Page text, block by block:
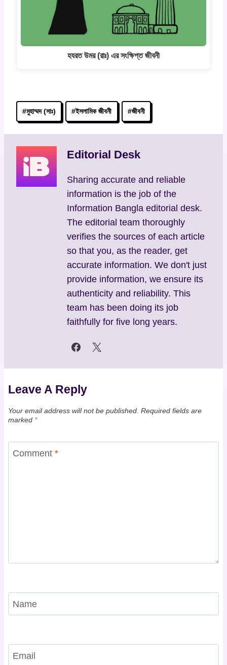
হযরত উমর (রাঃ) এর সংক্ষিপ্ত জীবনী
Post
Tags:
#মুহাম্মদ (সাঃ) #ইসলামিক জীবনী #জীবনী
Editorial Desk
Sharing accurate and reliable
information is the job of the
Information Bangla editorial desk.
The editorial team thoroughly
verifies the sources of each article
so that you, as the reader, get
accurate information. We don't just
provide information, we ensure its
authenticity and reliability. This
team has been doing its job
faithfully for five long years.
Leave A Reply
Your email address will not be published. Required fields are
marked *
Comment *
Name
Email